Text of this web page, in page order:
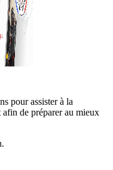
pour assister à la
de préparer au mieux